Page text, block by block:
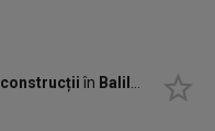
în Balilesti, Arges